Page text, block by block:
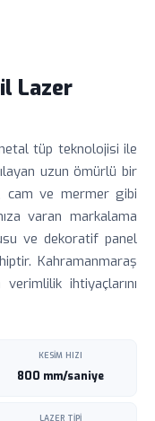
Lazer
tüp teknolojisi ile
uzun ömürlü bir
cam ve mermer gibi
varan markalama
ve dekoratif panel
Kahramanmaraş
ihtiyaçlarını
KESIM HIZI
800 mm/saniye
LAZER TIPI